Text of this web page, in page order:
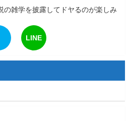
の雑学を披露してドヤるのが楽しみ
LINE